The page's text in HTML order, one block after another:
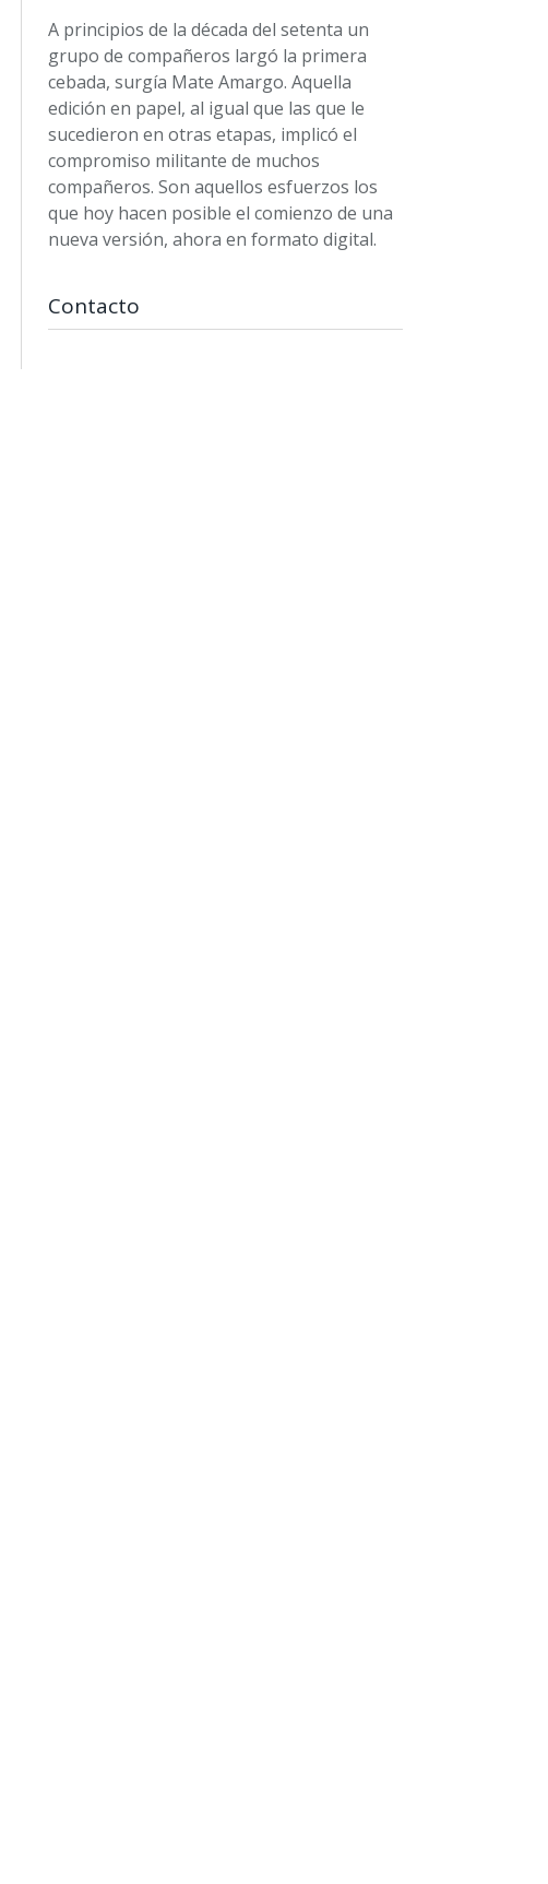
A principios de la década del setenta un
grupo de compañeros largó la primera
cebada, surgía Mate Amargo. Aquella
edición en papel, al igual que las que le
sucedieron en otras etapas, implicó el
compromiso militante de muchos
compañeros. Son aquellos esfuerzos los
que hoy hacen posible el comienzo de una
nueva versión, ahora en formato digital.
Contacto